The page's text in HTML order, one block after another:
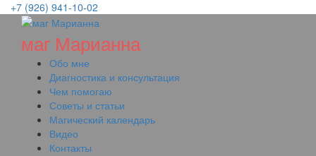
+7 (926) 941-10-02
маг Марианна
Обо мне
Диагностика и консультация
Чем помогаю
Советы и статьи
Магический календарь
Видео
Контакты